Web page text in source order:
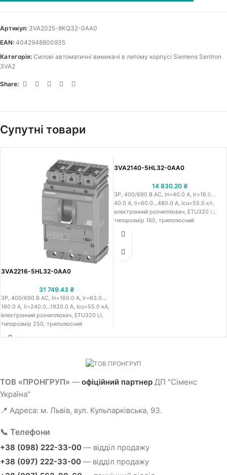
EAN: 4042948800935
Артикул: 3VA2025-8KQ32-0AA0
Категорія: Силові автоматичні вимикачі в литому корпусі Siemens Sentron
3VA2
Share:
Супутні товари
3VA2216-5HL32-0AA0
31 749.43 ₴
3P, 400/690 В АС, In=160.0 A, Ir=63.0…
160.0 A, Iі=240.0…1920.0 A, Icu=55.0 кА,
електронний розчеплювач, ETU320 LI,
типорозмір 250, триполюсний
номінальний струм 160.0 A, струм
теплового перевантаження 63.0…160.0
регульований 240.0…1920.0 A, з
розмикаючою здатністю при 415В - 55.0
функціонал: захист лінії - ETU320 LI, тип
розчеплювач, тип підключення: гвинтова
клема
3VA2140-5HL32-0AA0
14 830.20 ₴
3P, 400/690 В АС, In=40.0 A, Ir=16.0…
40.0 A, Iі=60.0…480.0 A, Icu=55.0 кА,
електронний розчеплювач, ETU320 LI,
типорозмір 160, триполюсний
литому корпусі IEC Сіменс 3VA21, робоча
струм 40.0 A, струм теплового
ТОВ «ПРОНГРУП» — офіційний партнер ДП "Сіменс
Україна"
📍 Адреса: м. Львів, вул. Кульпарківська, 93.
📞 Телефони
+38 (098) 222-33-00 — відділ продажу
+38 (097) 222-33-00 — відділ продажу